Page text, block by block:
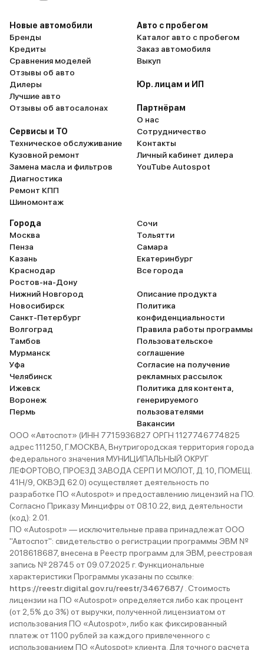
Новые автомобили
Бренды
Кредиты
Сравнения моделей
Отзывы об авто
Дилеры
Лучшие авто
Отзывы об автосалонах
Сервисы и ТО
Техническое обслуживание
Кузовной ремонт
Замена масла и фильтров
Диагностика
Ремонт КПП
Шиномонтаж
Авто с пробегом
Каталог авто с пробегом
Заказ автомобиля
Выкуп
Юр. лицам и ИП
Партнёрам
О нас
Сотрудничество
Контакты
Личный кабинет дилера
YouTube Autospot
Города
Москва
Пенза
Казань
Краснодар
Ростов-на-Дону
Нижний Новгород
Новосибирск
Санкт-Петербург
Волгоград
Тамбов
Мурманск
Уфа
Челябинск
Ижевск
Воронеж
Пермь
Сочи
Тольятти
Самара
Екатеринбург
Все города
Описание продукта
Политика
конфиденциальности
Правила работы программы
Пользовательское
соглашение
Согласие на получение
рекламных рассылок
Политика для контента,
генерируемого
пользователями
Вакансии
ООО «Автоспот» (ИНН 7715936827 ОРГН 1127746774825
адрес 111250, Г.МОСКВА, Внутригородская территория города
федерального значения МУНИЦИПАЛЬНЫЙ ОКРУГ
ЛЕФОРТОВО, ПРОЕЗД ЗАВОДА СЕРП И МОЛОТ, Д. 10, ПОМЕЩ.
41Н/9, ОКВЭД 62.0) осуществляет деятельность по
разработке ПО «Autospot» и предоставлению лицензий на ПО.
Согласно Приказу Минцифры от 08.10.22, вид деятельности
(код): 2.01.
ПО «Autospot» — исключительные права принадлежат ООО
"Автоспот": свидетельство о регистрации программы ЭВМ №
2018618687, внесена в Реестр программ для ЭВМ, реестровая
запись № 28745 от 09.07.2025 г. Функциональные
характеристики Программы указаны по ссылке:
https://reestr.digital.gov.ru/reestr/3467687/ . Стоимость
лицензии на ПО «Autospot» определяется либо как процент
(от 2,5% до 3%) от выручки, полученной лицензиатом от
использования ПО «Autospot», либо как фиксированный
платеж от 1100 рублей за каждого привлеченного с
использованием ПО «Autospot» клиента. Для точного расчета